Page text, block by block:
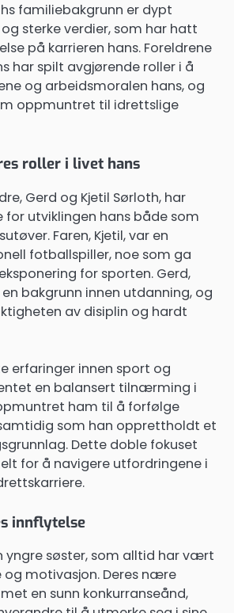
familiebakgrunn er dypt
sterke verdier, som har hatt
på karrieren hans. Foreldrene
har spilt avgjørende roller i å
og arbeidsmoralen hans, og
oppmuntret til idrettslige
roller i livet hans
Gerd og Kjetil Sørloth, har
utviklingen hans både som
Faren, Kjetil, var en
fotballspiller, noe som ga
for sporten. Gerd,
bakgrunn innen utdanning, og
av disiplin og hardt
erfaringer innen sport og
en balansert tilnærming i
ham til å forfølge
som han opprettholdt et
Dette doble fokuset
for å navigere utfordringene i
innflytelse
yngre søster, som alltid har vært
motivasjon. Deres nære
en sunn konkurranseånd,